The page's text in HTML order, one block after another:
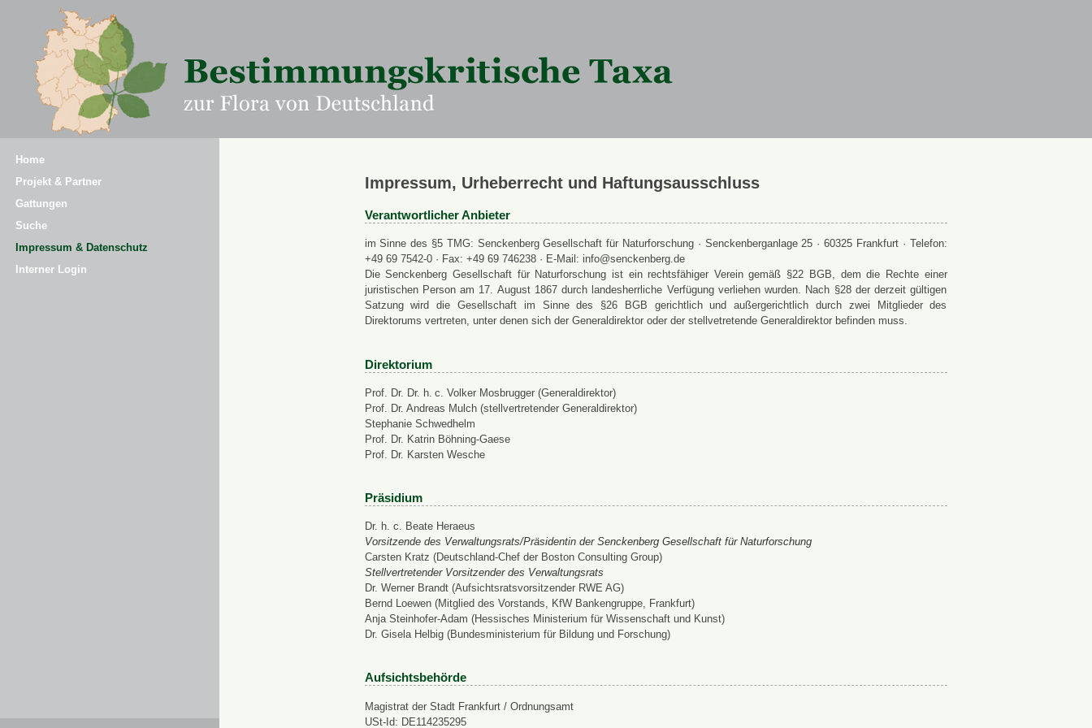
Home
Projekt & Partner
Gattungen
Suche
Impressum & Datenschutz
Interner Login
Impressum, Urheberrecht und Haftungsausschluss
Verantwortlicher Anbieter
im Sinne des §5 TMG: Senckenberg Gesellschaft für Naturforschung · Senckenberganlage 25 · 60325 Frankfurt · Telefon:
+49 69 7542-0 · Fax: +49 69 746238 · E-Mail: info@senckenberg.de
Die Senckenberg Gesellschaft für Naturforschung ist ein rechtsfähiger Verein gemäß §22 BGB, dem die Rechte einer
juristischen Person am 17. August 1867 durch landesherrliche Verfügung verliehen wurden. Nach §28 der derzeit gültigen
Satzung wird die Gesellschaft im Sinne des §26 BGB gerichtlich und außergerichtlich durch zwei Mitglieder des
Direktorums vertreten, unter denen sich der Generaldirektor oder der stellvetretende Generaldirektor befinden muss.
Direktorium
Prof. Dr. Dr. h. c. Volker Mosbrugger (Generaldirektor)
Prof. Dr. Andreas Mulch (stellvertretender Generaldirektor)
Stephanie Schwedhelm
Prof. Dr. Katrin Böhning-Gaese
Prof. Dr. Karsten Wesche
Präsidium
Dr. h. c. Beate Heraeus
Vorsitzende des Verwaltungsrats/Präsidentin der Senckenberg Gesellschaft für Naturforschung
Carsten Kratz (Deutschland-Chef der Boston Consulting Group)
Stellvertretender Vorsitzender des Verwaltungsrats
Dr. Werner Brandt (Aufsichtsratsvorsitzender RWE AG)
Bernd Loewen (Mitglied des Vorstands, KfW Bankengruppe, Frankfurt)
Anja Steinhofer-Adam (Hessisches Ministerium für Wissenschaft und Kunst)
Dr. Gisela Helbig (Bundesministerium für Bildung und Forschung)
Aufsichtsbehörde
Magistrat der Stadt Frankfurt / Ordnungsamt
USt-Id: DE114235295